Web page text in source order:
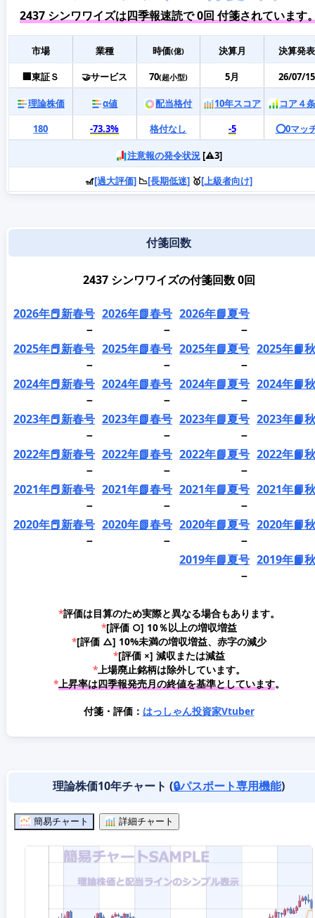
2437 シンワワイズは四季報速読で 0回 付箋されています
市場 業種 時価(億) 決算月 決算発表
🏢東証Ｓ 🤝サービス 70(超小型) 5月 26/07/15
理論株価 α値 配当格付 10年スコア
コア４
180
-73.3% 格付なし -5 ⭕️0マッ
注意報の発令状況[⚠️3]
🎢[過大評価] 📉[長期低迷] 🥇[上級者向け]
付箋回数
2437 シンワワイズの付箋回数 0回
2026年📕新春号
－
2026年📗春号
－
2026年📘夏号
－
2025年📕新春号
－
2025年📗春号
－
2025年📘夏号
－
2025年📙
2024年📕新春号
－
2024年📗春号
－
2024年📘夏号
－
2024年📙
2023年📕新春号
－
2023年📗春号
－
2023年📘夏号
－
2023年📙
2022年📕新春号
－
2022年📗春号
－
2022年📘夏号
－
2022年📙
2021年📕新春号
－
2021年📗春号
－
2021年📘夏号
－
2021年📙
2020年📕新春号
－
2020年📗春号
－
2020年📘夏号
－
2020年📙
2019年📘夏号
－
2019年📙
*評価は目算のため実際と異なる場合もあります。
*[評価 ○] 10％以上の増収増益
*[評価 △] 10%未満の増収増益、赤字の減少
*[評価 ×] 減収または減益
*上場廃止銘柄は除外しています。
*上昇率は四季報発売月の終値を基準としています。
付箋・評価： はっしゃん投資家Vtuber
理論株価10年チャート (🔒パスポート専用機能)
簡易チャート 詳細チャート